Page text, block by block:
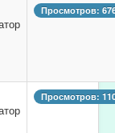
Просмотров:
Просмотров: